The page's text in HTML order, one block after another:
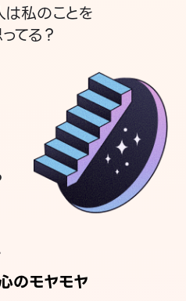
私のことを
てる？
のモヤモヤ